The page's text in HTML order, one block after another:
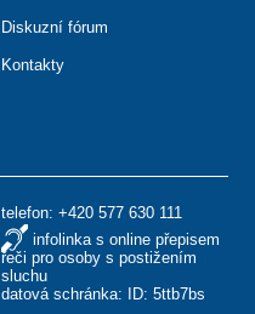
telefon: +420 577 630 111
infolinka s online přepisem
řeči pro osoby s postižením
sluchu
datová schránka: ID: 5ttb7bs
Diskuzní fórum
Kontakty